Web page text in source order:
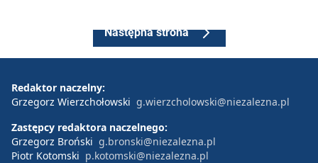
Następna strona
Redaktor naczelny:
Grzegorz Wierzchołowski g.wierzcholowski@niezalezna.pl
Zastępcy redaktora naczelnego:
Grzegorz Broński g.bronski@niezalezna.pl
Piotr Kotomski p.kotomski@niezalezna.pl